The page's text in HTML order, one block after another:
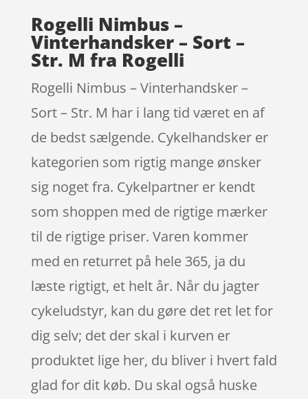
Rogelli Nimbus –
Vinterhandsker – Sort –
Str. M fra Rogelli
Rogelli Nimbus – Vinterhandsker –
Sort – Str. M har i lang tid været en af
de bedst sælgende. Cykelhandsker er
kategorien som rigtig mange ønsker
sig noget fra. Cykelpartner er kendt
som shoppen med de rigtige mærker
til de rigtige priser. Varen kommer
med en returret på hele 365, ja du
læste rigtigt, et helt år. Når du jagter
cykeludstyr, kan du gøre det ret let for
dig selv; det der skal i kurven er
produktet lige her, du bliver i hvert fald
glad for dit køb. Du skal også huske